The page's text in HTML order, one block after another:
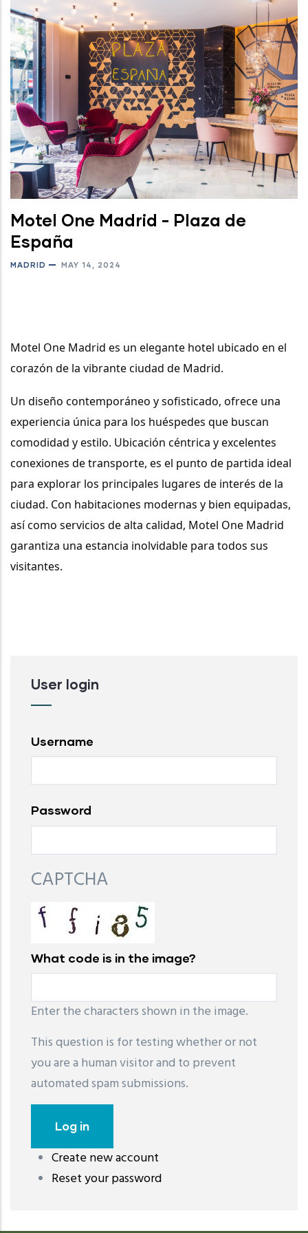
Motel One Madrid - Plaza de
España
MADRID MAY 14, 2024
Motel One Madrid es un elegante hotel ubicado en el
corazón de la vibrante ciudad de Madrid.
Un diseño contemporáneo y sofisticado, ofrece una
experiencia única para los huéspedes que buscan
comodidad y estilo. Ubicación céntrica y excelentes
conexiones de transporte, es el punto de partida ideal
para explorar los principales lugares de interés de la
ciudad. Con habitaciones modernas y bien equipadas,
así como servicios de alta calidad, Motel One Madrid
garantiza una estancia inolvidable para todos sus
visitantes.
User login
Username
Password
CAPTCHA
What code is in the image?
Enter the characters shown in the image.
This question is for testing whether or not
you are a human visitor and to prevent
automated spam submissions.
Create new account
Reset your password
레딧 다운로드coloring pages printable
download